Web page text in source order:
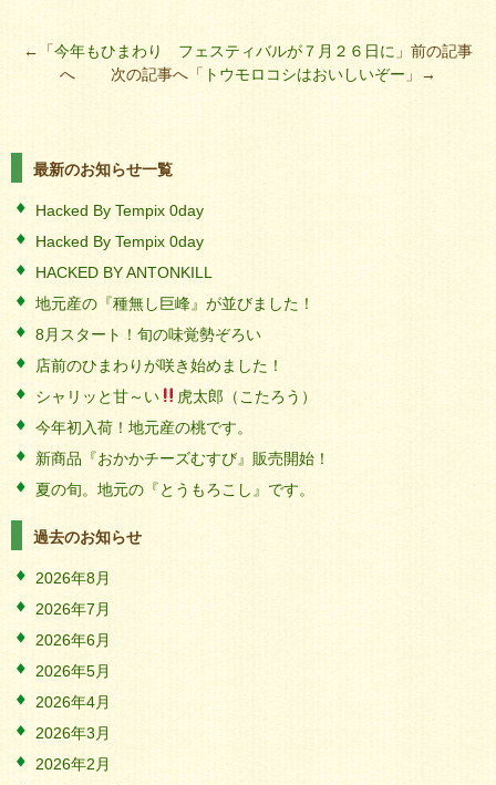
←「今年もひまわり フェスティバルが７月２６日に 」前の記事
へ 次の記事へ「 トウモロコシはおいしいぞー 」→
最新のお知らせ一覧
Hacked By Tempix 0day
Hacked By Tempix 0day
HACKED BY ANTONKILL
地元産の『種無し巨峰』が並びました！
8月スタート！旬の味覚勢ぞろい
店前のひまわりが咲き始めました！
シャリッと甘～い
虎太郎（こたろう）
今年初入荷！地元産の桃です。
新商品『おかかチーズむすび』販売開始！
夏の旬。地元の『とうもろこし』です。
過去のお知らせ
2026年8月
2026年7月
2026年6月
2026年5月
2026年4月
2026年3月
2026年2月